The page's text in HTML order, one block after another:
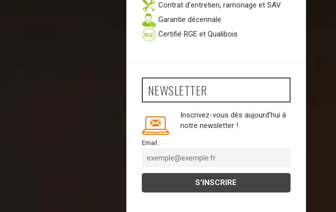
Contrat d’entretien, ramonage et SAV
Garantie décennale
Certifié RGE et Qualibois
NEWSLETTER
Inscrivez-vous dès aujourd’hui à
notre newsletter !
Email :